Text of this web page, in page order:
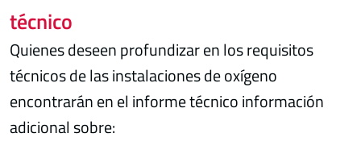
técnico
Quienes deseen profundizar en los requisitos
técnicos de las instalaciones de oxígeno
encontrarán en el informe técnico información
adicional sobre: